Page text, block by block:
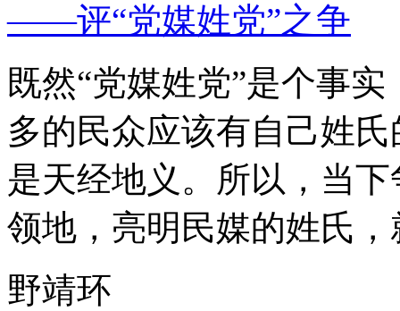
——评“党媒姓党”之争
既然“党媒姓党”是个事
多的民众应该有自己姓
是天经地义。所以，当
领地，亮明民媒的姓氏
野靖环